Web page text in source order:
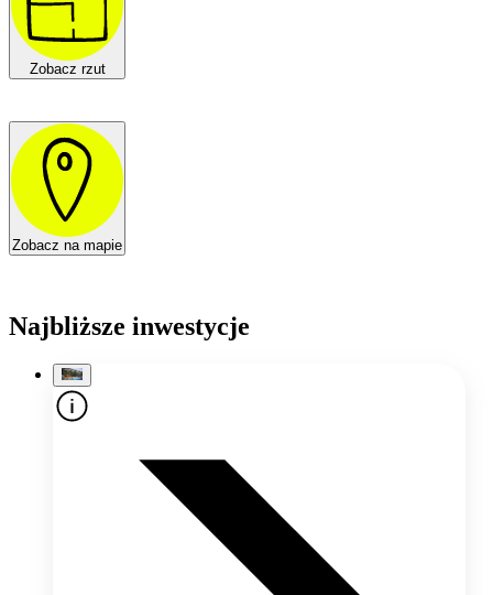
Zobacz rzut
Zobacz na mapie
Najbliższe inwestycje